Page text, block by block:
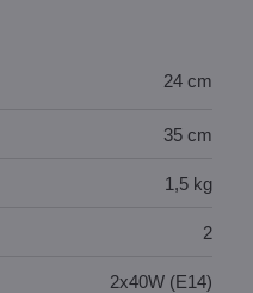
24 cm
35 cm
1,5 kg
2
2x40W (E14)